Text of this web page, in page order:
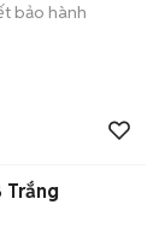
bảo hành
Trắng